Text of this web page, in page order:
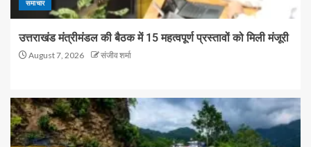
समाचार
उत्तराखंड मंत्रीमंडल की बैठक में 15 महत्वपूर्ण प्रस्तावों को मिली मंजूरी
August 7, 2026 संजीव शर्मा